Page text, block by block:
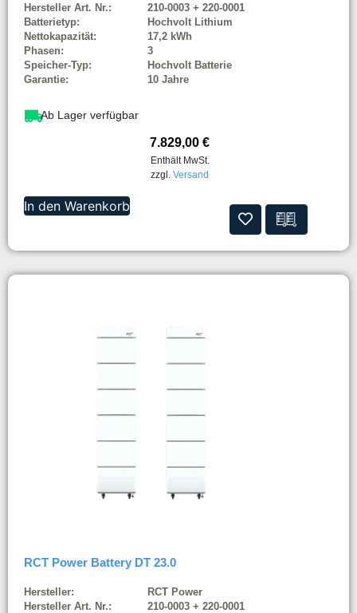
Hersteller Art. Nr.:
210-0003 + 220-0001
Batterietyp:
Hochvolt Lithium
Nettokapazität:
17,2 kWh
Phasen:
3
Speicher-Typ:
Hochvolt Batterie
Garantie:
10 Jahre
Ab Lager verfügbar
7.829,00 €
Enthält MwSt.
zzgl. Versand
In den Warenkorb
RCT Power Battery DT 23.0
Hersteller:
RCT Power
Hersteller Art. Nr.:
210-0003 + 220-0001